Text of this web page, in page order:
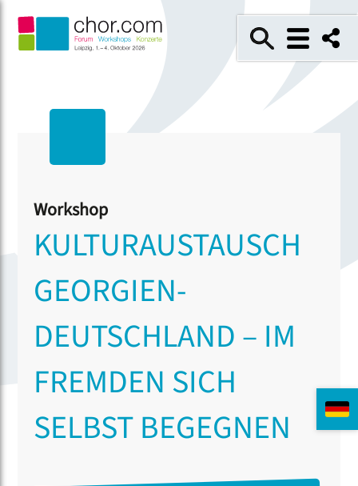
Workshop
KULTURAUSTAUSCH
GEORGIEN-
DEUTSCHLAND – IM
FREMDEN SICH
SELBST BEGEGNEN